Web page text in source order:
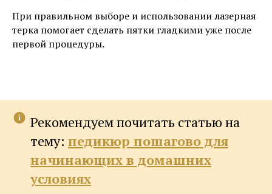
При правильном выборе и использовании лазерная
терка помогает сделать пятки гладкими уже после
первой процедуры.
Рекомендуем почитать статью на
тему: педикюр пошагово для
начинающих в домашних
условиях